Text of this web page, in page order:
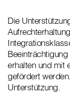
Die
erhalten und mit
gefördert
Unterstützung.